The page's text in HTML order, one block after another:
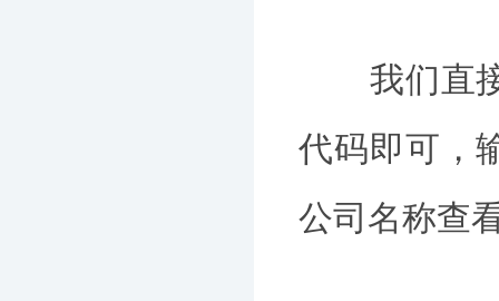
我们直接
代码即可，
公司名称查